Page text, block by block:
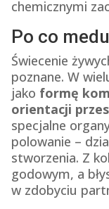
chemicznymi
Po co
Świecenie
poznane. W
jako formę
orientacji
specjalne
polowanie –
stworzenia. Z
godowym, a
w zdobyciu